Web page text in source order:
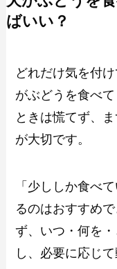
ばいい？
どれだけ気を付
がぶどうを食べ
ときは慌てず、
が大切です。
「少ししか食べ
るのはおすすめ
ず、いつ・何を
し、必要に応じ